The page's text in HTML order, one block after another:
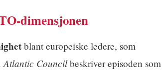
dimensjonen
blant europeiske ledere, som
Atlantic Councilbeskriver episoden som